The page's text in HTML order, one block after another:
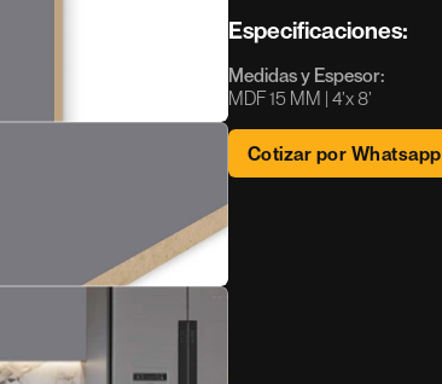
Especificaciones:
Medidas y Espesor:
MDF 15 MM | 4’x 8’
Cotizar por Whatsapp